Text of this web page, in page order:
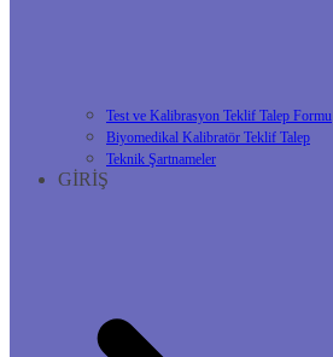
Test ve Kalibrasyon Teklif Talep Formu
Biyomedikal Kalibratör Teklif Talep
Teknik Şartnameler
GİRİŞ